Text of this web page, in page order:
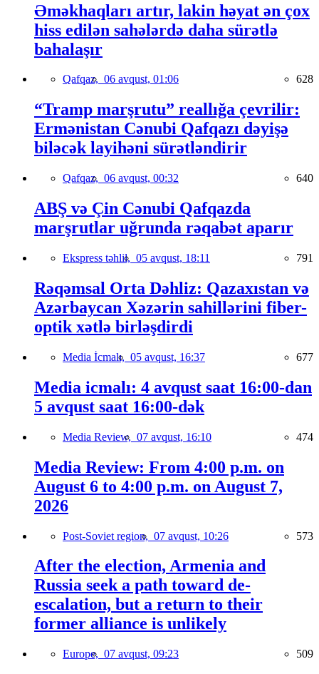
Əməkhaqları artır, lakin həyat ən çox
hiss edilən sahələrdə daha sürətlə
bahalaşır
Qafqaz, 06 avqust, 01:06 628
“Tramp marşrutu” reallığa çevrilir:
Ermənistan Cənubi Qafqazı dəyişə
biləcək layihəni sürətləndirir
Qafqaz, 06 avqust, 00:32 640
ABŞ və Çin Cənubi Qafqazda
marşrutlar uğrunda rəqabət aparır
Ekspress təhlil, 05 avqust, 18:11 791
Rəqəmsal Orta Dəhliz: Qazaxıstan və
Azərbaycan Xəzərin sahillərini fiber-
optik xətlə birləşdirdi
Media İcmalı, 05 avqust, 16:37 677
Media icmalı: 4 avqust saat 16:00-dan
5 avqust saat 16:00-dək
Media Review, 07 avqust, 16:10 474
Media Review: From 4:00 p.m. on
August 6 to 4:00 p.m. on August 7,
2026
Post-Soviet region, 07 avqust, 10:26 573
After the election, Armenia and
Russia seek a path toward de-
escalation, but a return to their
former alliance is unlikely
Europe, 07 avqust, 09:23 509